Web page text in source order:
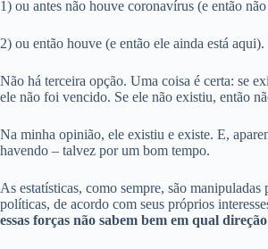
1) ou antes não houve coronavírus (e então
2) ou então houve (e então ele ainda está aqui).
Não há terceira opção. Uma coisa é certa: se
ele não foi vencido. Se ele não existiu, então
Na minha opinião, ele existiu e existe. E,
havendo – talvez por um bom tempo.
As estatísticas, como sempre, são manipuladas
políticas, de acordo com seus próprios
essas forças não sabem bem em qual